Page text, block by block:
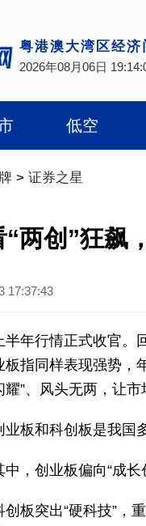
粤港澳大湾区经济
2026年08月06日
低空
> 证券之星
两创”狂飙
17:37:43
半年行情正式收官。
板指同样表现强势，
耀”、风头无两，让
业板和科创板是我国
中，创业板偏向“成
创板突出“硬科技”，